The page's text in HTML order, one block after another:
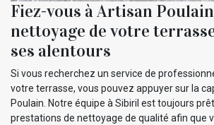
Fiez-vous à Artisan
nettoyage de votre
ses alentours
Si vous recherchez un service de
votre terrasse, vous pouvez appuyer sur la
Poulain. Notre équipe à Sibiril est toujours
prestations de nettoyage de qualité afin que